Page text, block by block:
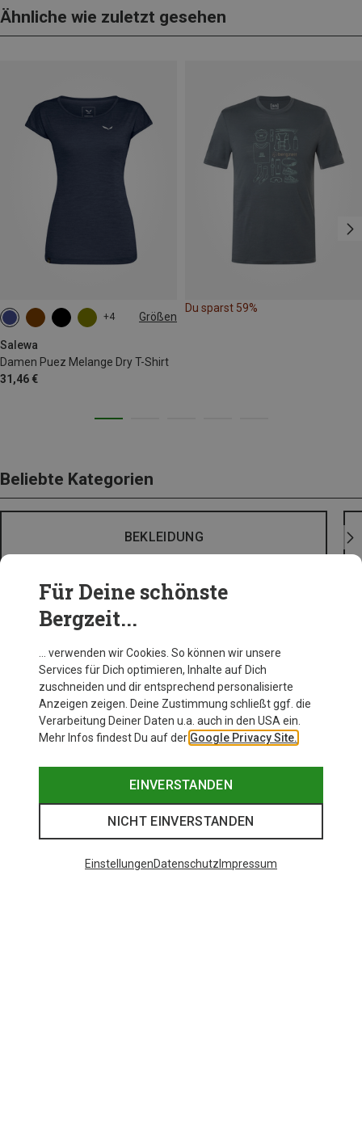
Ähnliche wie zuletzt gesehen
+4 Größen
Salewa
Damen Puez Melange Dry T-Shirt
31,46 €
M L XL XXL
Du sparst 59%
Beliebte Kategorien
BEKLEIDUNG
Für Deine schönste
Bergzeit...
… verwenden wir Cookies. So können wir unsere
Services für Dich optimieren, Inhalte auf Dich
zuschneiden und dir entsprechend personalisierte
Anzeigen zeigen. Deine Zustimmung schließt ggf. die
Verarbeitung Deiner Daten u.a. auch in den USA ein.
Mehr Infos findest Du auf der Google Privacy Site.
EINVERSTANDEN
NICHT EINVERSTANDEN
EinstellungenDatenschutz Impressum